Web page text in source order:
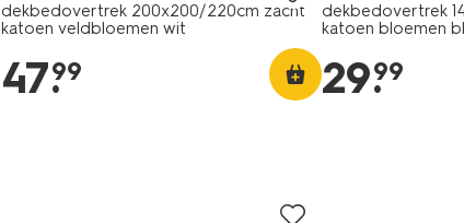
dekbedovertrek 200x200/220cm zacht
katoen veldbloemen wit
47.
99
dekbedovertrek
katoen bloemen
29.
99